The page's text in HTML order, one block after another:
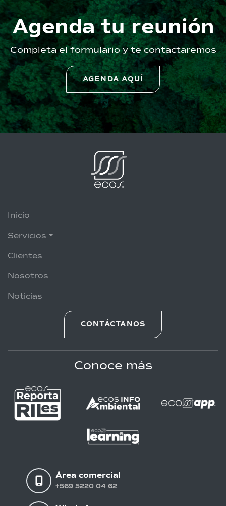
Agenda tu reunión
Completa el formulario y te contactaremos
AGENDA AQUÍ
Inicio
Servicios
Clientes
Nosotros
Noticias
CONTÁCTANOS
Conoce más
Área comercial
+569 5220 04 62